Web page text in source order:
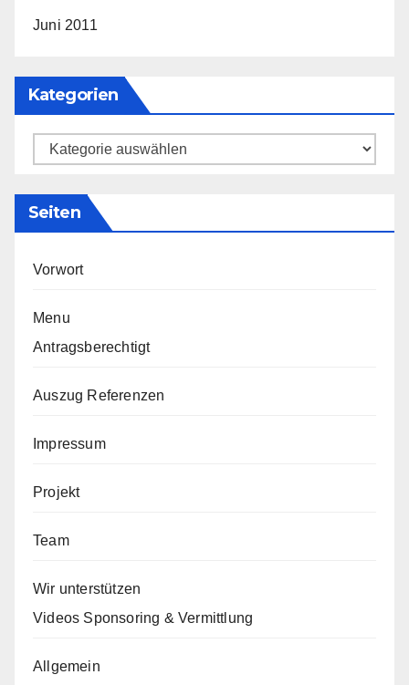
Juni 2011
Kategorien
Kategorien
Seiten
Vorwort
Menu
Antragsberechtigt
Auszug Referenzen
Impressum
Projekt
Team
Wir unterstützen
Videos Sponsoring & Vermittlung
Allgemein